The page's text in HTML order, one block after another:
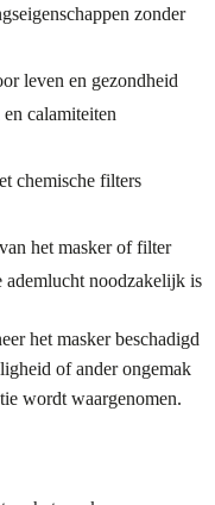
zonder
leven en gezondheid
calamiteiten
chemische filters
het masker of filter
ademlucht noodzakelijk is
het masker beschadigd
of ander ongemak
wordt waargenomen.